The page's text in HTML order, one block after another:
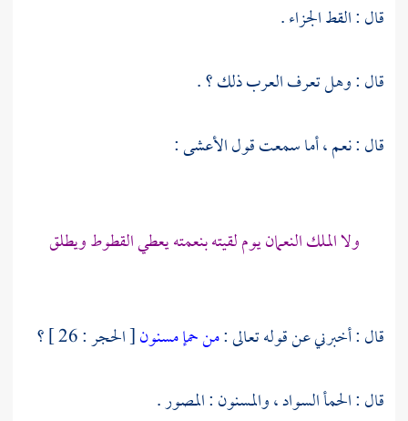
قال : القط الجزاء .
قال : وهل تعرف العرب ذلك ؟ .
قال : نعم ، أما سمعت قولالأعشى:
ولا الملكالنعمانيوم لقيته بنعمته يعطي القطوط ويطلق
قال : أخبرني عن قوله تعالى :من حمإ مسنون[ الحجر : 26 ] ؟
قال : الحمأ السواد ، والمسنون : المصور .